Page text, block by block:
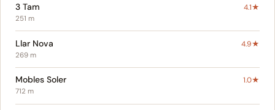
3 Tam 4.1★
251 m
Llar Nova 4.9★
269 m
Mobles Soler 1.0★
712 m